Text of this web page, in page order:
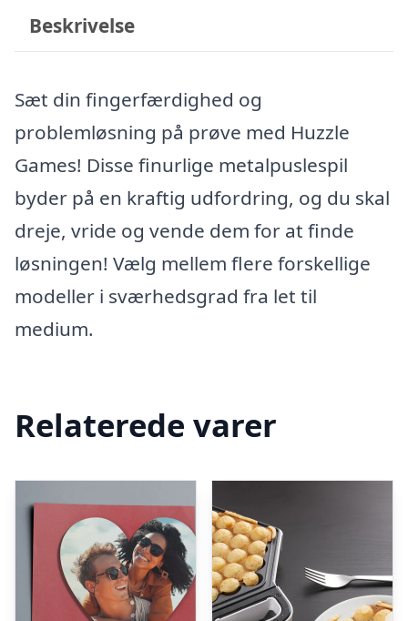
Beskrivelse
Sæt din fingerfærdighed og
problemløsning på prøve med Huzzle
Games! Disse finurlige metalpuslespil
byder på en kraftig udfordring, og du skal
dreje, vride og vende dem for at finde
løsningen! Vælg mellem flere forskellige
modeller i sværhedsgrad fra let til
medium.
Relaterede varer